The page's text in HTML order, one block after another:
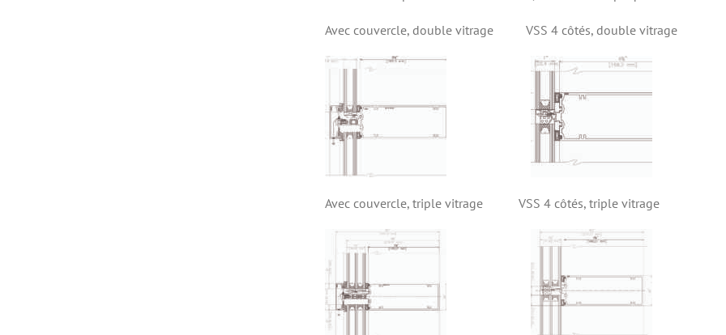
Avec couvercle, double vitrage VSS 4 côtés, double vitrage
Avec couvercle, triple vitrage VSS 4 côtés, triple vitrage